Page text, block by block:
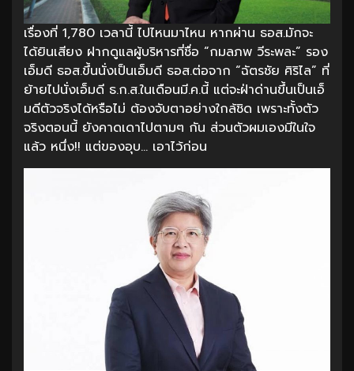
เรื่องที่ 1,780 เวลานี้ ไปไหนมาไหน หากผ่าน ธอส.มักจะ
ได้ยินเสียง ฝากดูแลผู้บริหารที่ชื่อ “กมลภพ วีระพละ” รอง
เอ็มดี ธอส.ขึ้นนั่งเป็นเอ็มดี ธอส.ต่อจาก “ฉัตรชัย ศิริไล” ที่
ย้ายไปนั่งเอ็มดี ธ.ก.ส.ในเดือนมี.ค.นี้ แต่จะฝ่าด่านขึ้นเป็นเอ็
มดีตัวจริงได้หรือไม่ ต้องจับตาอย่างใกล้ชิด เพราะทั้งตัว
จริงตอนนี้ ยังคาดเดาไปตามๆ กัน ส่วนตัวผมเองมีในใจ
แล้ว หนึ่ง!! แต่ของอุบ… เอาไว้ก่อน